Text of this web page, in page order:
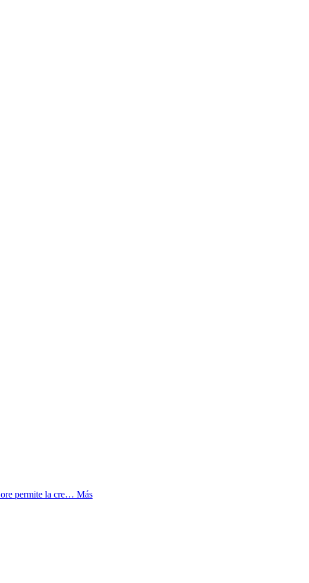
permite la cre… Más